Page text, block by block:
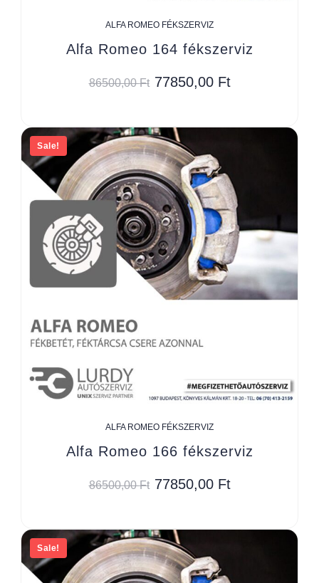
ALFA ROMEO FÉKSZERVIZ
Alfa Romeo 164 fékszerviz
86500,00Ft 77850,00 Ft
Sale!
ALFA ROMEO FÉKSZERVIZ
Alfa Romeo 166 fékszerviz
86500,00Ft 77850,00 Ft
Sale!